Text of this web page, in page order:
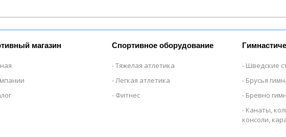
магазин Спортивное оборудование
Тяжелая атлетика
Легкая атлетика
Фитнес
Шведские
Брусья
Бревно
Канаты,
консоли,